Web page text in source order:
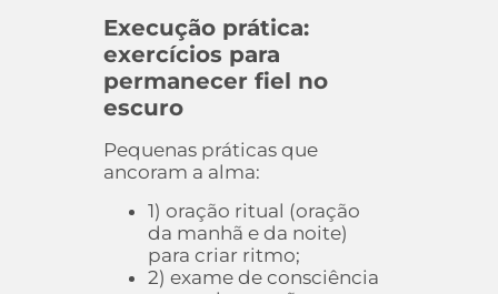
Execução prática:
exercícios para
permanecer fiel no
escuro
Pequenas práticas que
ancoram a alma:
1) oração ritual (oração
da manhã e da noite)
para criar ritmo;
2) exame de consciência